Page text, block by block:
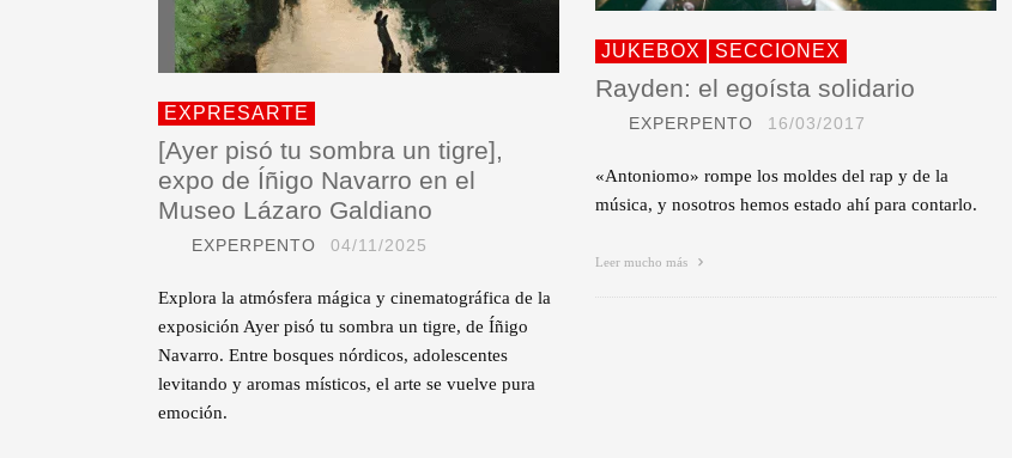
EXPRESARTE
[Ayer pisó tu sombra un tigre],
expo de Íñigo Navarro en el
Museo Lázaro Galdiano
EXPERPENTO 04/11/2025
Explora la atmósfera mágica y cinematográfica de la
exposición Ayer pisó tu sombra un tigre, de Íñigo
Navarro. Entre bosques nórdicos, adolescentes
levitando y aromas místicos, el arte se vuelve pura
emoción.
JUKEBOX SECCIONEX
Rayden: el egoísta solidario
EXPERPENTO 16/03/2017
«Antoniomo» rompe los moldes del rap y de la
música, y nosotros hemos estado ahí para contarlo.
Leer mucho más